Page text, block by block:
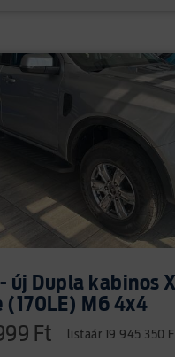
új Dupla kabinos
(170LE) M6 4x4
Ft listaár 19 945 350